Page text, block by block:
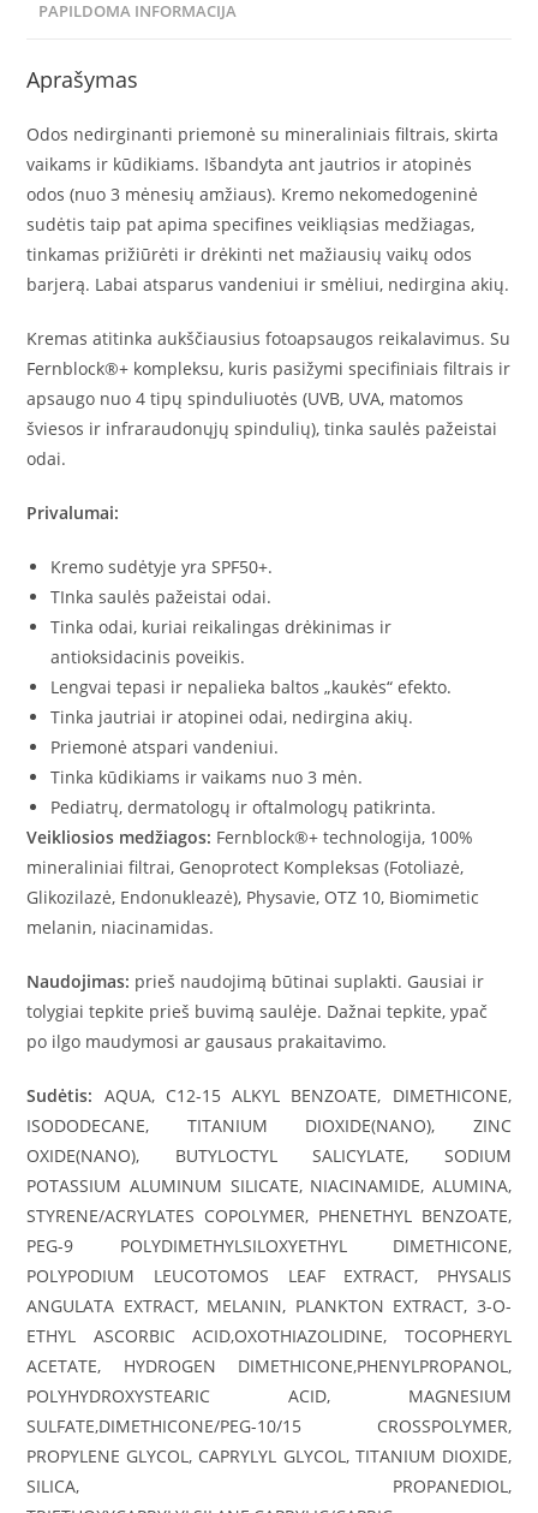
PAPILDOMA INFORMACIJA
Aprašymas
Odos nedirginanti priemonė su mineraliniais filtrais, skirta
vaikams ir kūdikiams. Išbandyta ant jautrios ir atopinės
odos (nuo 3 mėnesių amžiaus). Kremo nekomedogeninė
sudėtis taip pat apima specifines veikliąsias medžiagas,
tinkamas prižiūrėti ir drėkinti net mažiausių vaikų odos
barjerą. Labai atsparus vandeniui ir smėliui, nedirgina akių.
Kremas atitinka aukščiausius fotoapsaugos reikalavimus. Su
Fernblock®+ kompleksu, kuris pasižymi specifiniais filtrais ir
apsaugo nuo 4 tipų spinduliuotės (UVB, UVA, matomos
šviesos ir infraraudonųjų spindulių), tinka saulės pažeistai
odai.
Privalumai:
Kremo sudėtyje yra SPF50+.
TInka saulės pažeistai odai.
Tinka odai, kuriai reikalingas drėkinimas ir
antioksidacinis poveikis.
Lengvai tepasi ir nepalieka baltos „kaukės“ efekto.
Tinka jautriai ir atopinei odai, nedirgina akių.
Priemonė atspari vandeniui.
Tinka kūdikiams ir vaikams nuo 3 mėn.
Pediatrų, dermatologų ir oftalmologų patikrinta.
Veikliosios medžiagos: Fernblock®+ technologija, 100%
mineraliniai filtrai, Genoprotect Kompleksas (Fotoliazė,
Glikozilazė, Endonukleazė), Physavie, OTZ 10, Biomimetic
melanin, niacinamidas.
Naudojimas: prieš naudojimą būtinai suplakti. Gausiai ir
tolygiai tepkite prieš buvimą saulėje. Dažnai tepkite, ypač
po ilgo maudymosi ar gausaus prakaitavimo.
Sudėtis: AQUA, C12-15 ALKYL BENZOATE, DIMETHICONE,
ISODODECANE, TITANIUM DIOXIDE(NANO), ZINC
OXIDE(NANO), BUTYLOCTYL SALICYLATE, SODIUM
POTASSIUM ALUMINUM SILICATE, NIACINAMIDE, ALUMINA,
STYRENE/​ACRYLATES COPOLYMER, PHENETHYL BENZOATE,
PEG-9 POLYDIMETHYLSILOXYETHYL DIMETHICONE,
POLYPODIUM LEUCOTOMOS LEAF EXTRACT, PHYSALIS
ANGULATA EXTRACT, MELANIN, PLANKTON EXTRACT, 3-O-
ETHYL ASCORBIC ACID,OXOTHIAZOLIDINE, TOCOPHERYL
ACETATE, HYDROGEN DIMETHICONE,PHENYLPROPANOL,
POLYHYDROXYSTEARIC ACID, MAGNESIUM
SULFATE,DIMETHICONE/​PEG-10/​15 CROSSPOLYMER,
PROPYLENE GLYCOL, CAPRYLYL GLYCOL, TITANIUM DIOXIDE,
SILICA, PROPANEDIOL,